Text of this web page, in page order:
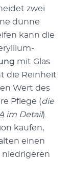
zwei
dünne
kann die
mit Glas
die Reinheit
Wert des
Pflege (die
im Detail).
kaufen,
einen
niedrigeren